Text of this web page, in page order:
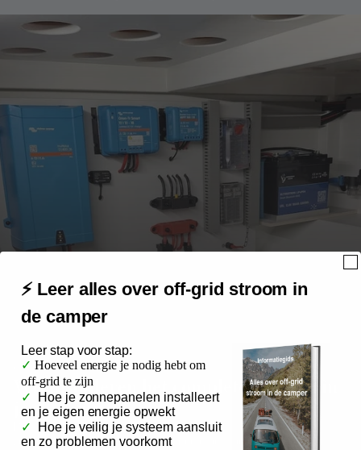
Camper installatieservice
Wij installeren het complete systeem in
jouw camper.
Breng je camper naar ons in Nijkerk — van
zonnepanelen op het dak tot complete bekabeling.
⚡ Leer alles over off-grid stroom in
de camper
Leer stap voor stap:
✓ Hoeveel energie je nodig hebt om
off-grid te zijn
✓
Hoe je zonnepanelen installeert
en je eigen energie opwekt
✓
Hoe je veilig je systeem aansluit
en zo problemen voorkomt